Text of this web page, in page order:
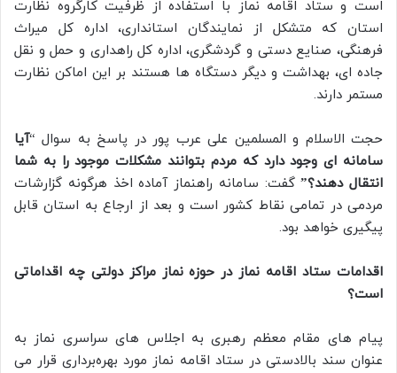
است و ستاد اقامه نماز با استفاده از ظرفیت کارگروه نظارت
استان که متشکل از نمایندگان استانداری، اداره کل میراث
فرهنگی، صنایع دستی و گردشگری، اداره کل راهداری و حمل و نقل
جاده ای، بهداشت و دیگر دستگاه ها هستند بر این اماکن نظارت
مستمر دارند.
حجت الاسلام و المسلمین علی عرب پور در پاسخ به سوال “آیا
سامانه ای وجود دارد که مردم بتوانند مشکلات موجود را به شما
انتقال دهند؟”گفت: سامانه راهنماز آماده اخذ هرگونه گزارشات
مردمی در تمامی نقاط کشور است و بعد از ارجاع به استان قابل
پیگیری خواهد بود.
اقدامات ستاد اقامه نماز در حوزه نماز مراکز دولتی چه اقداماتی
است؟
پیام های مقام معظم رهبری به اجلاس های سراسری نماز به
عنوان سند بالادستی در ستاد اقامه نماز مورد بهره‌برداری قرار می